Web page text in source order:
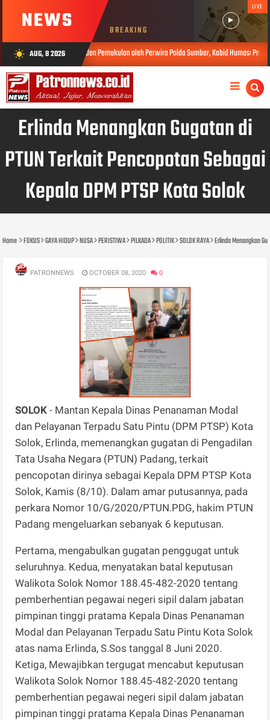
NEWS BREAKING
LIVE
wb_sunny AUG, 8 2026
oleh Perwira Polda Sumbar, Kabid Humas: Propam Segera Lakukan Penyelidikan
Erlinda Menangkan Gugatan di
PTUN Terkait Pencopotan Sebagai
Kepala DPM PTSP Kota Solok
Home FOKUS GAYA HIDUP NUSA PERISTIWA PILKADA POLITIK SOLOK RAYA Erlinda Menangkan
PATRONNEWS OCTOBER 08, 2020 0
SOLOK - Mantan Kepala Dinas Penanaman Modal
dan Pelayanan Terpadu Satu Pintu (DPM PTSP) Kota
Solok, Erlinda, memenangkan gugatan di Pengadilan
Tata Usaha Negara (PTUN) Padang, terkait
pencopotan dirinya sebagai Kepala DPM PTSP Kota
Solok, Kamis (8/10). Dalam amar putusannya, pada
perkara Nomor 10/G/2020/PTUN.PDG, hakim PTUN
Padang mengeluarkan sebanyak 6 keputusan.
Pertama, mengabulkan gugatan penggugat untuk
seluruhnya. Kedua, menyatakan batal keputusan
Walikota Solok Nomor 188.45-482-2020 tentang
pemberhentian pegawai negeri sipil dalam jabatan
pimpinan tinggi pratama Kepala Dinas Penanaman
Modal dan Pelayanan Terpadu Satu Pintu Kota Solok
atas nama Erlinda, S.Sos tanggal 8 Juni 2020.
Ketiga, Mewajibkan tergugat mencabut keputusan
Walikota Solok Nomor 188.45-482-2020 tentang
pemberhentian pegawai negeri sipil dalam jabatan
pimpinan tinggi pratama Kepala Dinas Penanaman